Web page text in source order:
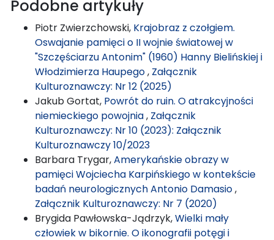
Podobne artykuły
Piotr Zwierzchowski, Krajobraz z czołgiem.
Oswajanie pamięci o II wojnie światowej w
"Szczęściarzu Antonim" (1960) Hanny Bielińskiej i
Włodzimierza Haupego, Załącznik
Kulturoznawczy: Nr 12 (2025)
Jakub Gortat, Powrót do ruin. O atrakcyjności
niemieckiego powojnia, Załącznik
Kulturoznawczy: Nr 10 (2023): Załącznik
Kulturoznawczy 10/2023
Barbara Trygar,Amerykańskie obrazy w
pamięci Wojciecha Karpińskiego w kontekście
badań neurologicznych Antonio Damasio,
Załącznik Kulturoznawczy: Nr 7 (2020)
Brygida Pawłowska-Jądrzyk,Wielki mały
człowiek w bikornie. O ikonografii potęgi i